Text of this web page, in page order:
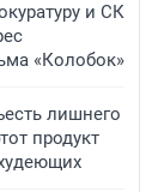
и СК
«Колобок»
лишнего
продукт